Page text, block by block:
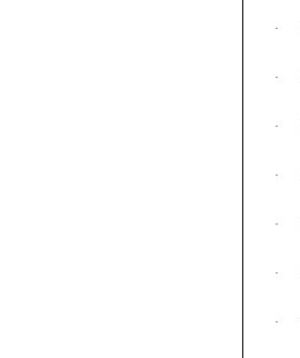
·
·
·
·
·
·
·